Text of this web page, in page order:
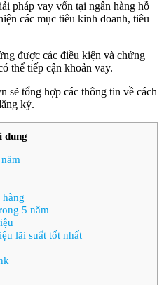
pháp vay vốn tại ngân hàng hỗ
các mục tiêu kinh doanh, tiêu
được các điều kiện và chứng
thể tiếp cận khoản vay.
sẽ tổng hợp các thông tin về cách
ký.
dung
5 năm
lãi suất tốt nhất